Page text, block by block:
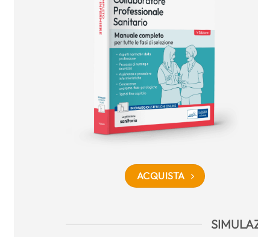
ACQUISTA